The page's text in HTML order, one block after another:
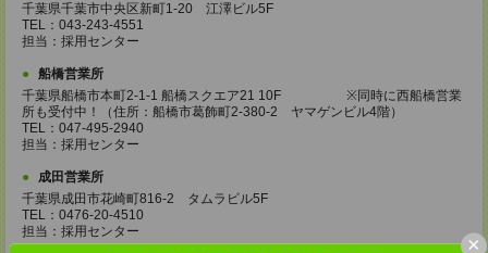
×
千葉県千葉市中央区新町1-20 江澤ビル5F
TEL：043-243-4551
担当：採用センター
船橋営業所
千葉県船橋市本町2-1-1 船橋スクエア21 10F ※同時に西船橋営業
所も受付中！（住所：船橋市葛飾町2-380-2 ヤマゲンビル4階）
TEL：047-495-2940
担当：採用センター
成田営業所
千葉県成田市花崎町816-2 タムラビル5F
TEL：0476-20-4510
担当：採用センター